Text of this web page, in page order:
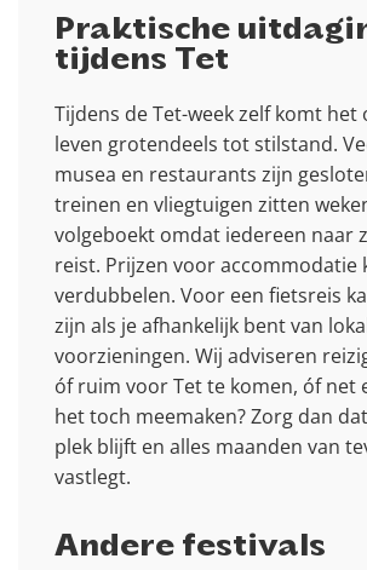
Praktische
tijdens Tet
Tijdens de Tet-week zelf komt het
leven grotendeels tot stilstand.
musea en restaurants zijn
treinen en vliegtuigen zitten
volgeboekt omdat iedereen naar
reist. Prijzen voor accommodatie
verdubbelen. Voor een fietsreis
zijn als je afhankelijk bent van
voorzieningen. Wij adviseren
óf ruim voor Tet te komen, óf net
het toch meemaken? Zorg dan
plek blijft en alles maanden van
vastlegt.
Andere festivals